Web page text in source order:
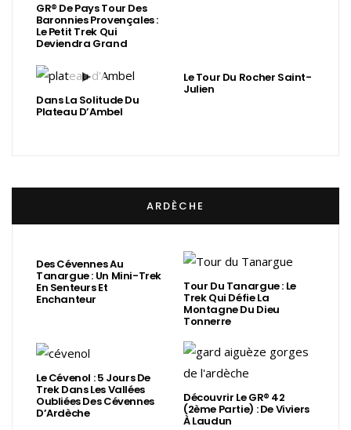
GR® De Pays Tour Des
Baronnies Provençales :
Le Petit Trek Qui
Deviendra Grand
Dans La Solitude Du
Plateau D’Ambel
Le Tour Du Rocher Saint-
Julien
ARDÈCHE
Des Cévennes Au
Tanargue : Un Mini-Trek
En Senteurs Et
Enchanteur
Tour Du Tanargue : Le
Trek Qui Défie La
Montagne Du Dieu
Tonnerre
Le Cévenol : 5 Jours De
Trek Dans Les Vallées
Oubliées Des Cévennes
D’Ardèche
Découvrir Le GR® 42
(2ème Partie) : De Viviers
À Laudun